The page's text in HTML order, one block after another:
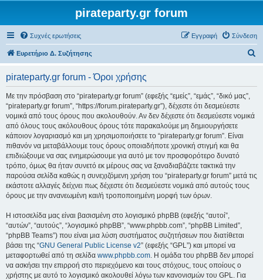
pirateparty.gr forum
Συχνές ερωτήσεις Σύνδεση
Εγγραφή
Ευρετήριο Δ. Συζήτησης
pirateparty.gr forum - Όροι χρήσης
Με την πρόσβαση στο “pirateparty.gr forum” (εφεξής “εμείς”, “εμάς”, “δικό μας”,
“pirateparty.gr forum”, “https://forum.pirateparty.gr”), δέχεστε ότι δεσμεύεστε
νομικά από τους όρους που ακολουθούν. Αν δεν δέχεστε ότι δεσμεύεστε νομικά
από όλους τους ακόλουθους όρους τότε παρακαλούμε μη δημιουργήσετε
κάποιον λογαριασμό και μη χρησιμοποιήσετε το “pirateparty.gr forum”. Είναι
πιθανόν να μεταβάλλουμε τους όρους οποιαδήποτε χρονική στιγμή και θα
επιδιώξουμε να σας ενημερώσουμε για αυτό με τον προσφορότερο δυνατό
τρόπο, όμως θα ήταν συνετό εκ μέρους σας να ξαναδιαβάζετε τακτικά την
παρούσα σελίδα καθώς η συνεχιζόμενη χρήση του “pirateparty.gr forum” μετά τις
εκάστοτε αλλαγές δείχνει πως δέχεστε ότι δεσμεύεστε νομικά από αυτούς τους
όρους με την ανανεωμένη και/ή τροποποιημένη μορφή των όρων.
Η ιστοσελίδα μας είναι βασισμένη στο λογισμικό phpBB (εφεξής “αυτοί”,
“αυτών”, “αυτούς”, “λογισμικό phpBB”, “www.phpbb.com”, “phpBB Limited”,
“phpBB Teams”) που είναι μια λύση συστήματος συζητήσεων που διατίθεται
βάσει της “GNU General Public License v2” (εφεξής “GPL”) και μπορεί να
μεταφορτωθεί από τη σελίδα www.phpbb.com. Η ομάδα του phpBB δεν μπορεί
να ασκήσει την επιρροή στο περιεχόμενο και τους στόχους, τους οποίους ο
χρήστης με αυτό το λογισμικό ακολουθεί λόγω των κανονισμών του GPL. Για